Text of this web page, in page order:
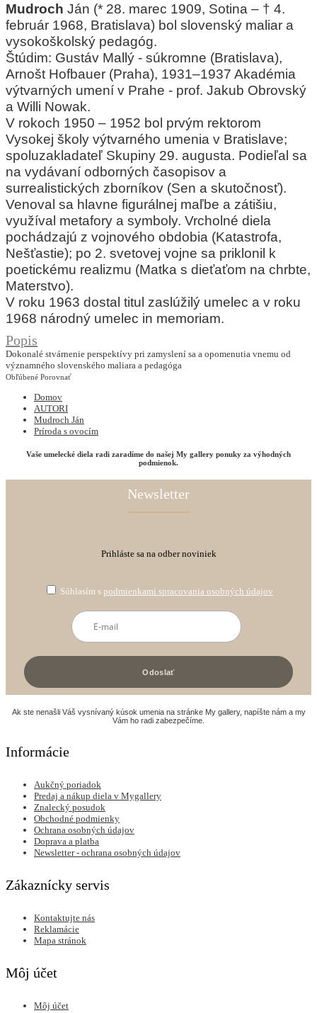
Mudroch Ján (* 28. marec 1909, Sotina – † 4.
február 1968, Bratislava) bol slovenský maliar a
vysokoškolský pedagóg.
Štúdim: Gustáv Mallý - súkromne (Bratislava),
Arnošt Hofbauer (Praha), 1931–1937 Akadémia
výtvarných umení v Prahe - prof. Jakub Obrovský
a Willi Nowak.
V rokoch 1950 – 1952 bol prvým rektorom
Vysokej školy výtvarného umenia v Bratislave;
spoluzakladateľ Skupiny 29. augusta. Podieľal sa
na vydávaní odborných časopisov a
surrealistických zborníkov (Sen a skutočnosť).
Venoval sa hlavne figurálnej maľbe a zátišiu,
využíval metafory a symboly. Vrcholné diela
pochádzajú z vojnového obdobia (Katastrofa,
Nešťastie); po 2. svetovej vojne sa priklonil k
poetickému realizmu (Matka s dieťaťom na chrbte,
Materstvo).
V roku 1963 dostal titul zaslúžilý umelec a v roku
1968 národný umelec in memoriam.
Popis
Dokonalé stvárnenie perspektívy pri zamyslení sa a opomenutia vnemu od
významného slovenského maliara a pedagóga
Obľúbené Porovnať
Domov
AUTORI
Mudroch Ján
Príroda s ovocím
Vaše umelecké diela radi zaradíme do našej My gallery ponuky za výhodných
podmienok.
Newsletter
Prihláste sa na odber noviniek
Súhlasím s podmienkami spracovania osobných údajov
Ak ste nenašli Váš vysnívaný kúsok umenia na stránke My gallery, napíšte nám a my
Vám ho radi zabezpečíme.
Informácie
Aukčný poriadok
Predaj a nákup diela v Mygallery
Znalecký posudok
Obchodné podmienky
Ochrana osobných údajov
Doprava a platba
Newsletter - ochrana osobných údajov
Zákaznícky servis
Kontaktujte nás
Reklamácie
Mapa stránok
Môj účet
Môj účet